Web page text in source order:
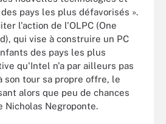
pays les plus défavorisés ».
l'action de l'OLPC (One
qui vise à construire un PC
des pays les plus
qu'Intel n'a par ailleurs pas
son tour sa propre offre, le
alors que peu de chances
Nicholas Negroponte.